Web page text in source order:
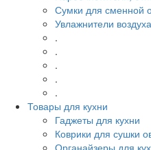
Сумки для сменной
Увлажнители воздуха
.
.
.
.
.
Товары для кухни
Гаджеты для кухни
Коврики для сушки
Органайзеры для